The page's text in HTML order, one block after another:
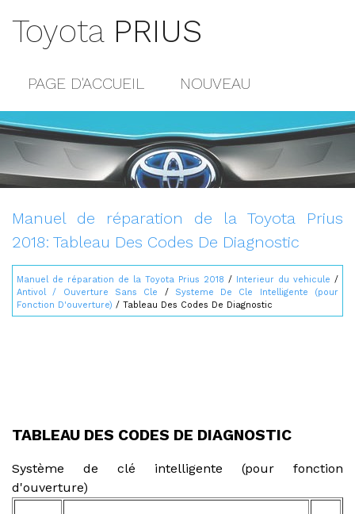
Toyota PRIUS
PAGE D'ACCUEIL NOUVEAU
POPULAIRE
CONTACTS
Manuel de réparation de la Toyota Prius
2018: Tableau Des Codes De Diagnostic
Manuel de réparation de la Toyota Prius 2018 / Interieur du vehicule /
Antivol / Ouverture Sans Cle / Systeme De Cle Intelligente (pour
Fonction D'ouverture) / Tableau Des Codes De Diagnostic
TABLEAU DES CODES DE DIAGNOSTIC
Système de clé intelligente (pour fonction
d'ouverture)